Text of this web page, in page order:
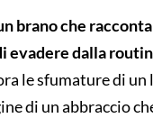
un brano che
evadere dalla
le sfumature di
di un abbraccio